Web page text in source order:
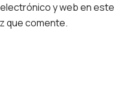
y web en este
que comente.